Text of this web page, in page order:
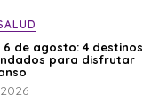
6 de agosto: 4 destinos
para disfrutar